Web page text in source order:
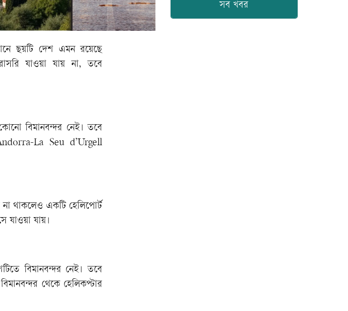
ছয়টি দেশ এমন রয়েছে
যাওয়া যায় না, তবে
বিমানবন্দর নেই। তবে
La Seu d’Urgell
থাকলেও একটি হেলিপোর্ট
যাওয়া যায়।
বিমানবন্দর নেই। তবে
থেকে হেলিকপ্টার
সব খবর